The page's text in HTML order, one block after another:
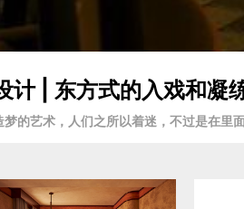
计 | 东方式的入戏和凝
梦的艺术，人们之所以着迷，不过是在里